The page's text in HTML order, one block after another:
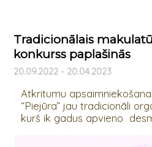
Tradicionālais
konkurss paplašinās
20.09.2022 - 20.04.2023
Atkritumu
“Piejūra” jau tradicionāli
kurš ik gadus apvieno